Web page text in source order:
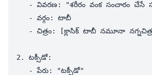
- వివరణ: "శరీరం వంక సంచారం చేసే సంచారం, మార్బుల్
   - వర్గం: టాబీ
- చిత్రం: [క్లాసిక్ టాబీ నమూనా
2. టక్సీడో:
   - పేరు: "టక్సీడో"